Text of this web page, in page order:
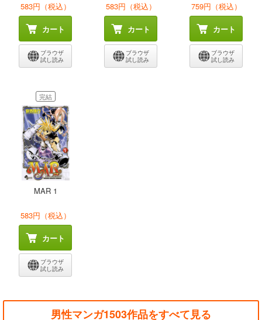
583円（税込）
カート
ブラウザ
試し読み
583円（税込）
カート
ブラウザ
試し読み
759円（税込）
カート
ブラウザ
試し読み
完結
MAR 1
583円（税込）
カート
ブラウザ
試し読み
男性マンガ1503作品をすべて見る